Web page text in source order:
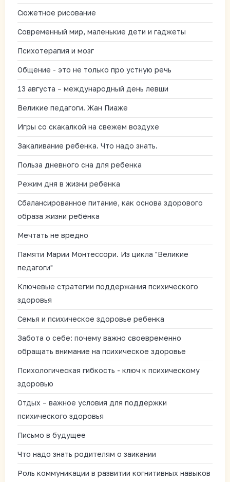
Сюжетное рисование
Современный мир, маленькие дети и гаджеты
Психотерапия и мозг
Общение - это не только про устную речь
13 августа – международный день левши
Великие педагоги. Жан Пиаже
Игры со скакалкой на свежем воздухе
Закаливание ребенка. Что надо знать.
Польза дневного сна для ребенка
Режим дня в жизни ребенка
Сбалансированное питание, как основа здорового
образа жизни ребёнка
Мечтать не вредно
Памяти Марии Монтессори. Из цикла "Великие
педагоги"
Ключевые стратегии поддержания психического
здоровья
Семья и психическое здоровье ребенка
Забота о себе: почему важно своевременно
обращать внимание на психическое здоровье
Психологическая гибкость - ключ к психическому
здоровью
Отдых – важное условия для поддержки
психического здоровья
Письмо в будущее
Что надо знать родителям о заикании
Роль коммуникации в развитии когнитивных навыков